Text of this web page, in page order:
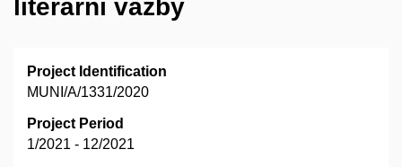
literární vazby
Project Identification
MUNI/A/1331/2020
Project Period
1/2021 - 12/2021